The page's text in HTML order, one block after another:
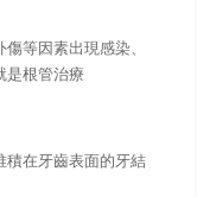
等因素出現感染、
是根管治療
積在牙齒表面的牙結